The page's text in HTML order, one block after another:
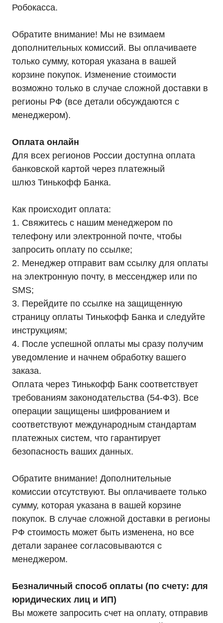
Робокасса.
Обратите внимание! Мы не взимаем
дополнительных комиссий. Вы оплачиваете
только сумму, которая указана в вашей
корзине покупок. Изменение стоимости
возможно только в случае сложной доставки в
регионы РФ (все детали обсуждаются с
менеджером).
Оплата онлайн
Для всех регионов России доступна оплата
банковской картой через платежный
шлюз Тинькофф Банка.
Как происходит оплата:
1. Свяжитесь с нашим менеджером по
телефону или электронной почте, чтобы
запросить оплату по ссылке;
2. Менеджер отправит вам ссылку для оплаты
на электронную почту, в мессенджер или по
SMS;
3. Перейдите по ссылке на защищенную
страницу оплаты Тинькофф Банка и следуйте
инструкциям;
4. После успешной оплаты мы сразу получим
уведомление и начнем обработку вашего
заказа.
Оплата через Тинькофф Банк соответствует
требованиям законодательства (54-ФЗ). Все
операции защищены шифрованием и
соответствуют международным стандартам
платежных систем, что гарантирует
безопасность ваших данных.
Обратите внимание! Дополнительные
комиссии отсутствуют. Вы оплачиваете только
сумму, которая указана в вашей корзине
покупок. В случае сложной доставки в регионы
РФ стоимость может быть изменена, но все
детали заранее согласовываются с
менеджером.
Безналичный способ оплаты (по счету: для
юридических лиц и ИП)
Вы можете запросить счет на оплату, отправив
Покупателям
О компании
Доставка
Оплата
Гарантии
Монтаж
Акции
Статьи
Контакты
Условия оформления заказа
Реквизиты
Каталог
Однофазные ИБП
ИБП напольные Tower
ИБП стоечные Rack
ИБП с встроенными АКБ
ИБП Hiden Control
ИБП Hiden Expert
ИБП HIDEN X-SOD (Na+)
Комплекты ИБП для котлов
Аксессуары
Режим работы: Пн-Пт: 9:00 —
info@ibp-hiden.ru
+7 (495) 846-88-98
Адрес:
г. Москва, 2-й Южнопортовый
Информация, размещенная на сайте, не является
публичной офертой
© 2021-2026 Официальный дилер «HIDEN»
Политика конфиденциальности
8 (800) 444-75-17